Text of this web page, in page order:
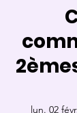
lun. 02